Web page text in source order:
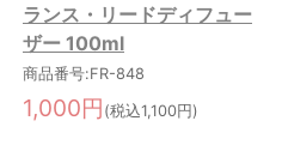
ランス・リードディフュー
ザー 100ml
商品番号:FR-848
1,000円 (税込1,100円)